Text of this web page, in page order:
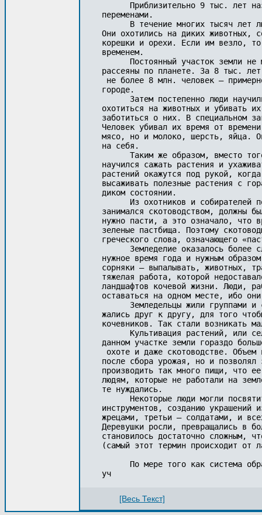
Приблизительно 9 тыс. лет
переменами.
В течение многих тысяч лет
Они охотились на диких животных,
корешки и орехи. Если им везло,
временем.
Постоянный участок земли
рассеяны по планете. За 8 тыс.
не более 8 млн. человек —
городе.
Затем постепенно люди
охотиться на животных и убивать
заботиться о них. В специальном
Человек убивал их время от
мясо, но и молоко, шерсть, яйца.
на себя.
Таким же образом, вместо
научился сажать растения и
растений окажутся под рукой,
высаживать полезные растения с
диком состоянии.
Из охотников и собирателей
занимался скотоводством, должны
нужно пасти, а это означало, что
зеленые пастбища. Поэтому
греческого слова, означающего
Земледелие оказалось более
нужное время года и нужным
сорняки — выпалывать, животных,
тяжелая работа, которой
ландшафтов кочевой жизни. Люди,
оставаться на одном месте, ибо
Земледельцы жили группами
жались друг к другу, для того
кочевников. Так стали возникать
Культивация растений, или
данном участке земли гораздо
охоте и даже скотоводстве. Объем
после сбора урожая, но и
производить так много пищи, что
людям, которые не работали на
те нуждались.
Некоторые люди могли
инструментов, созданию
жрецами, третьи — солдатами, и
Деревушки росли, превращались в
становилось достаточно сложным,
(самый этот термин происходит от
По мере того как система
уч
[Весь Текст]